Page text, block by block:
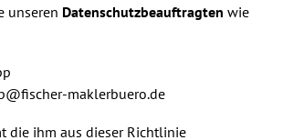
unseren Datenschutzbeauftragten wie
maklerbuero.de
die ihm aus dieser Richtlinie